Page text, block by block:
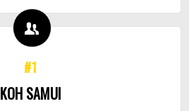
#1
KOH SAMUI